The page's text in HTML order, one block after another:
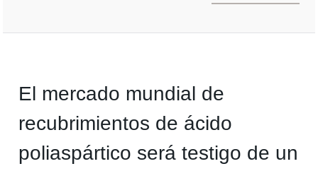
El mercado mundial de
recubrimientos de ácido
poliaspártico será testigo de un